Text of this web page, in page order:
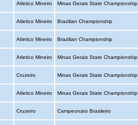
Atletico Mineiro Minas Gerais State Championship
Atletico Mineiro Brazilian Championship
Atletico Mineiro Brazilian Championship
Atletico Mineiro Minas Gerais State Championship
Cruzeiro Minas Gerais State Championship
Atletico Mineiro Minas Gerais State Championship
Cruzeiro Campeonato Brasileiro